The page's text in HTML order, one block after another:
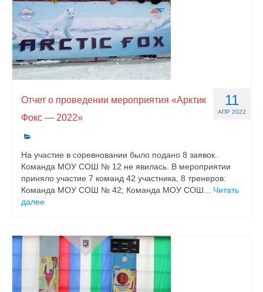
11
АПР 2022
Отчет о проведении мероприятия «Арктик
Фокс — 2022»
На участие в соревновании было подано 8 заявок.
Команда МОУ СОШ № 12 не явилась. В мероприятии
приняло участие 7 команд 42 участника, 8 тренеров:
Команда МОУ СОШ № 42; Команда МОУ СОШ... Читать
далее